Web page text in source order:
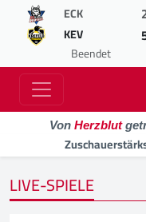
ECK
KEV
Beendet
Von Herzblut
LIVE-SPIELE